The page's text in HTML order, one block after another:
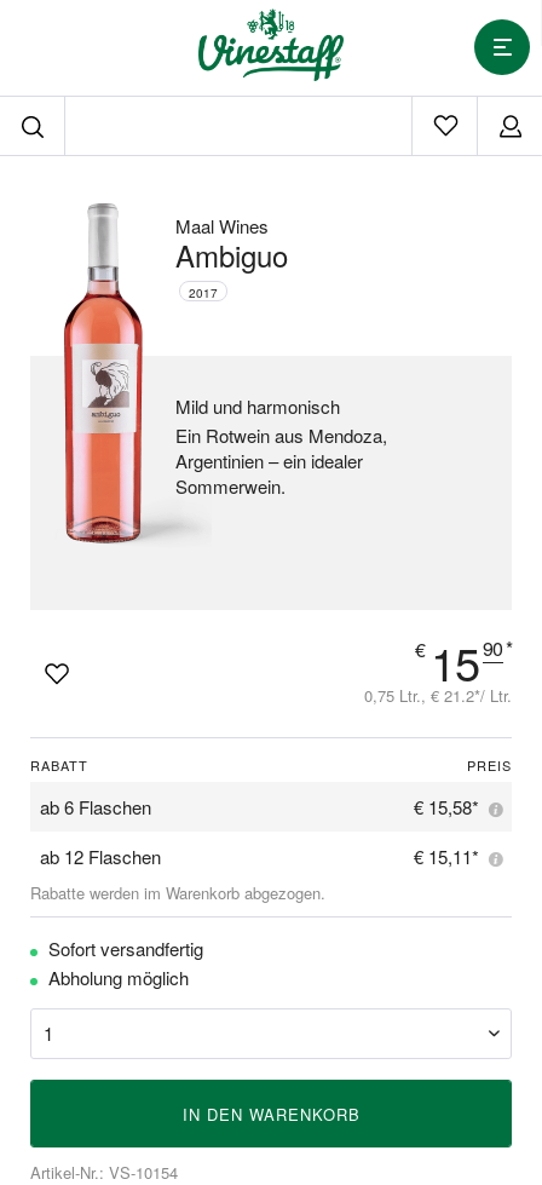
Maal Wines
Ambiguo
2017
Mild und harmonisch
Ein Rotwein aus Mendoza,
Argentinien –ein idealer
Sommerwein.
€ 1590*
0,75 Ltr., € 21.2*/ Ltr.
RABATT PREIS
ab6 Flaschen
€ 15,58*
ab 12 Flaschen € 15,11*
Rabatte werden im Warenkorb abgezogen.
Sofort versandfertig
Abholung möglich
IN DEN WARENKORB
Artikel-Nr.: VS-10154